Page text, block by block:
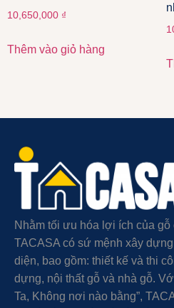
10,650,000 ₫
Thêm vào giỏ hàng
Nhằm tối ưu hóa lợi ích của gỗ
TACASA có sứ mệnh xây
diện, bao gồm: thiết kế và thi
dựng, nội thất gỗ và nhà gỗ.
Ta, Không nơi nào bằng”,